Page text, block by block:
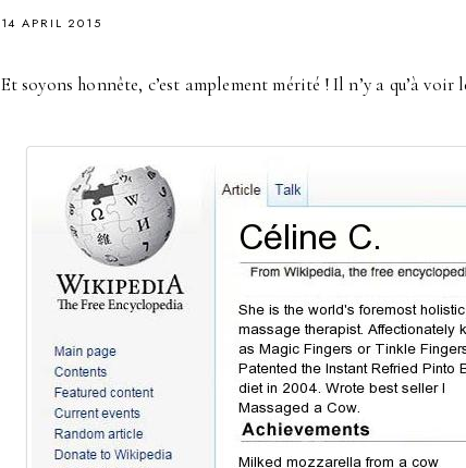
14 APRIL 2015
Et soyons honnête, c’est amplement mérité ! Il n’y a qu’à